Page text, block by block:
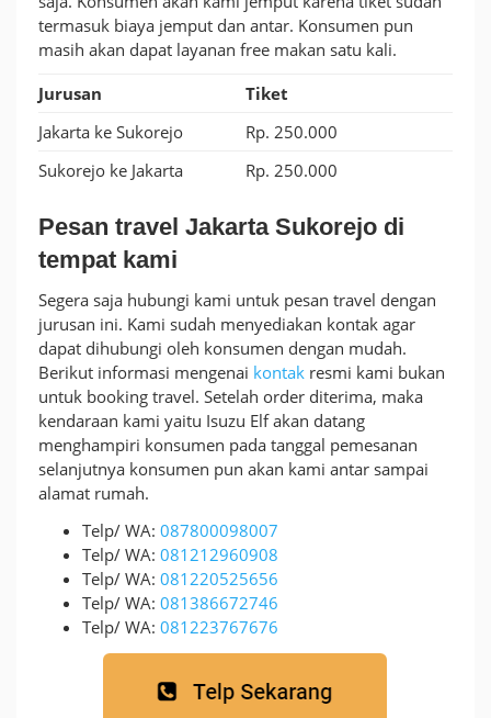
termasuk biaya jemput dan antar. Konsumen pun
masih akan dapat layanan free makan satu kali.
Jurusan
Tiket
Jakarta ke Sukorejo
Rp. 250.000
Sukorejo ke Jakarta
Rp. 250.000
Pesan travel Jakarta Sukorejo di
tempat kami
Segera saja hubungi kami untuk pesan travel dengan
jurusan ini. Kami sudah menyediakan kontak agar
dapat dihubungi oleh konsumen dengan mudah.
Berikut informasi mengenai kontak resmi kami bukan
untuk booking travel. Setelah order diterima, maka
kendaraan kami yaitu Isuzu Elf akan datang
menghampiri konsumen pada tanggal pemesanan
selanjutnya konsumen pun akan kami antar sampai
alamat rumah.
Telp/ WA: 087800098007
Telp/ WA: 081212960908
Telp/ WA: 081220525656
Telp/ WA: 081386672746
Telp/ WA: 081223767676